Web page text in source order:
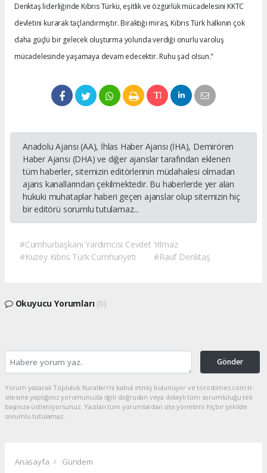
Denktaş liderliğinde Kıbrıs Türkü, eşitlik ve özgürlük mücadelesini KKTC
devletini kurarak taçlandırmıştır. Bıraktığı miras, Kıbrıs Türk halkının çok
daha güçlü bir gelecek oluşturma yolunda verdiği onurlu varoluş
mücadelesinde yaşamaya devam edecektir. Ruhu şad olsun."
Anadolu Ajansı (AA), İhlas Haber Ajansı (İHA), Demirören
Haber Ajansı (DHA) ve diğer ajanslar tarafından eklenen
tüm haberler, sitemizin editörlerinin müdahalesi olmadan
ajans kanallarından çekilmektedir. Bu haberlerde yer alan
hukuki muhataplar haberi geçen ajanslar olup sitemizin hiç
bir editörü sorumlu tutulamaz...
#Cumhurbaşkanı Yardımcısı Cevdet Yılmaz
#Kuzey Kıbrıs Türk Cumhuriyeti
#Rauf Denktaş
Okuyucu Yorumları (0)
Gönder
Yorum yazarak Topluluk Kuralları’nı kabul etmiş bulunuyor ve torostimes.com.tr
sitesine yaptığınız yorumunuzla ilgili doğrudan veya dolaylı tüm sorumluluğu tek
başınıza üstleniyorsunuz. Yazılan tüm yorumlardan site yönetimi hiçbir şekilde
sorumlu tutulamaz.
Anasayfa Gündem